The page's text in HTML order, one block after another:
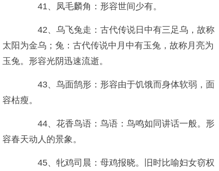
41、凤毛麟角：形容世间少有。
42、乌飞兔走：古代传说日中有三足乌，故称
太阳为金乌；兔：古代传说中月中有玉兔，故称月亮为
玉兔。形容光阴迅速流逝。
43、鸟面鹄形：形容由于饥饿而身体软弱，面
容枯瘦。
44、花香鸟语：鸟语：鸟鸣如同讲话一般。形
容春天动人的景象。
45、牝鸡司晨：母鸡报晓。旧时比喻妇女窃权